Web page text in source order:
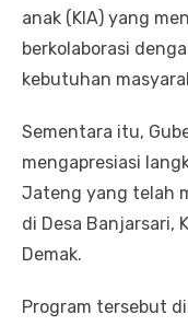
anak (KIA) yang
berkolaborasi
kebutuhan
Sementara itu,
mengapresiasi
Jateng yang telah
di Desa Banjarsari,
Demak.
Program tersebut